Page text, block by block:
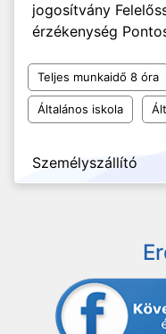
jogosítvány
érzékenység
Teljes munkaidő 8 óra
Általános iskola
Személyszállító